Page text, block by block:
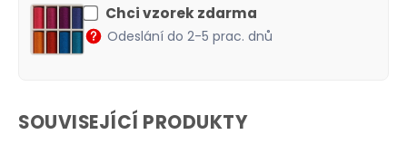
Chci vzorek zdarma
Odeslání do 2-5 prac. dnů
SOUVISEJÍCÍ PRODUKTY